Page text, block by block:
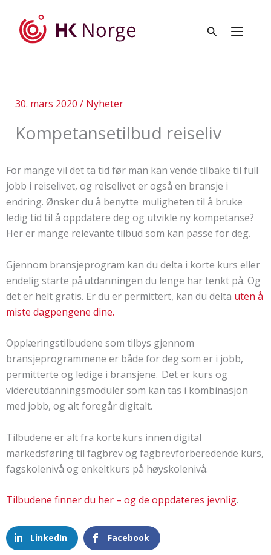
30. mars 2020 / Nyheter
Kompetansetilbud reiseliv
For mange vil det ta tid før man kan vende tilbake til full
jobb i reiselivet, og reiselivet er også en bransje i
endring. Ønsker du å benytte muligheten til å bruke
ledig tid til å oppdatere deg og utvikle ny kompetanse?
Her er mange relevante tilbud som kan passe for deg.
Gjennom bransjeprogram kan du delta i korte kurs eller
endelig starte på utdanningen du lenge har tenkt på. Og
det er helt gratis. Er du er permittert, kan du delta uten å
miste dagpengene dine.
Opplæringstilbudene som tilbys gjennom
bransjeprogrammene er både for deg som er i jobb,
permitterte og ledige i bransjene. Det er kurs og
videreutdanningsmoduler som kan tas i kombinasjon
med jobb, og alt foregår digitalt.
Tilbudene er alt fra korte kurs innen digital
markedsføring til fagbrev og fagbrevforberedende kurs,
fagskolenivå og enkeltkurs på høyskolenivå.
Tilbudene finner du her – og de oppdateres jevnlig.
LinkedIn Facebook